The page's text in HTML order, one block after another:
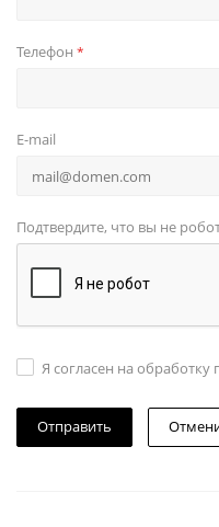
Телефон *
E-mail
Подтвердите, что вы не
Я согласен на